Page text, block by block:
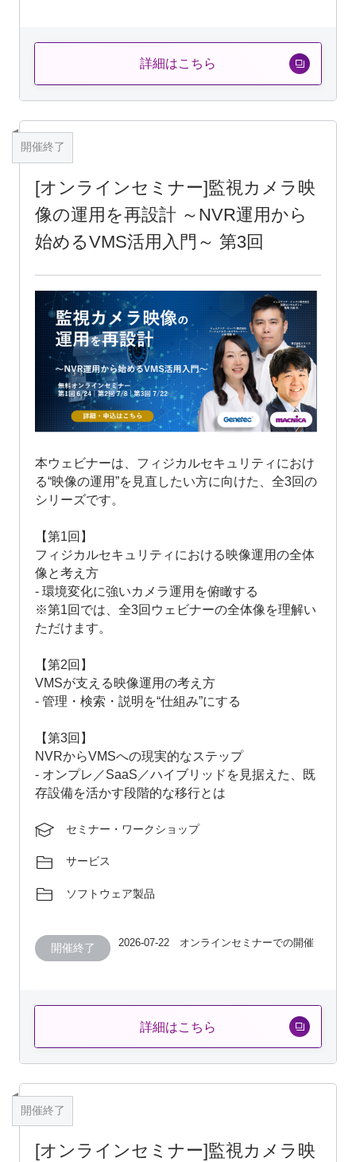
詳細はこちら
開催終了
[オンラインセミナー]監視カメラ映
像の運用を再設計 ～NVR運用から
始めるVMS活用入門～ 第3回
本ウェビナーは、フィジカルセキュリティにおけ
る“映像の運用”を見直したい方に向けた、全3回の
シリーズです。
【第1回】
フィジカルセキュリティにおける映像運用の全体
像と考え方
- 環境変化に強いカメラ運用を俯瞰する
※第1回では、全3回ウェビナーの全体像を理解い
ただけます。
【第2回】
VMSが支える映像運用の考え方
- 管理・検索・説明を“仕組み”にする
【第3回】
NVRからVMSへの現実的なステップ
- オンプレ／SaaS／ハイブリッドを見据えた、既
存設備を活かす段階的な移行とは
セミナー・ワークショップ
サービス
ソフトウェア製品
開催終了 2026-07-22 オンラインセミナーでの開催
詳細はこちら
開催終了
[オンラインセミナー]監視カメラ映